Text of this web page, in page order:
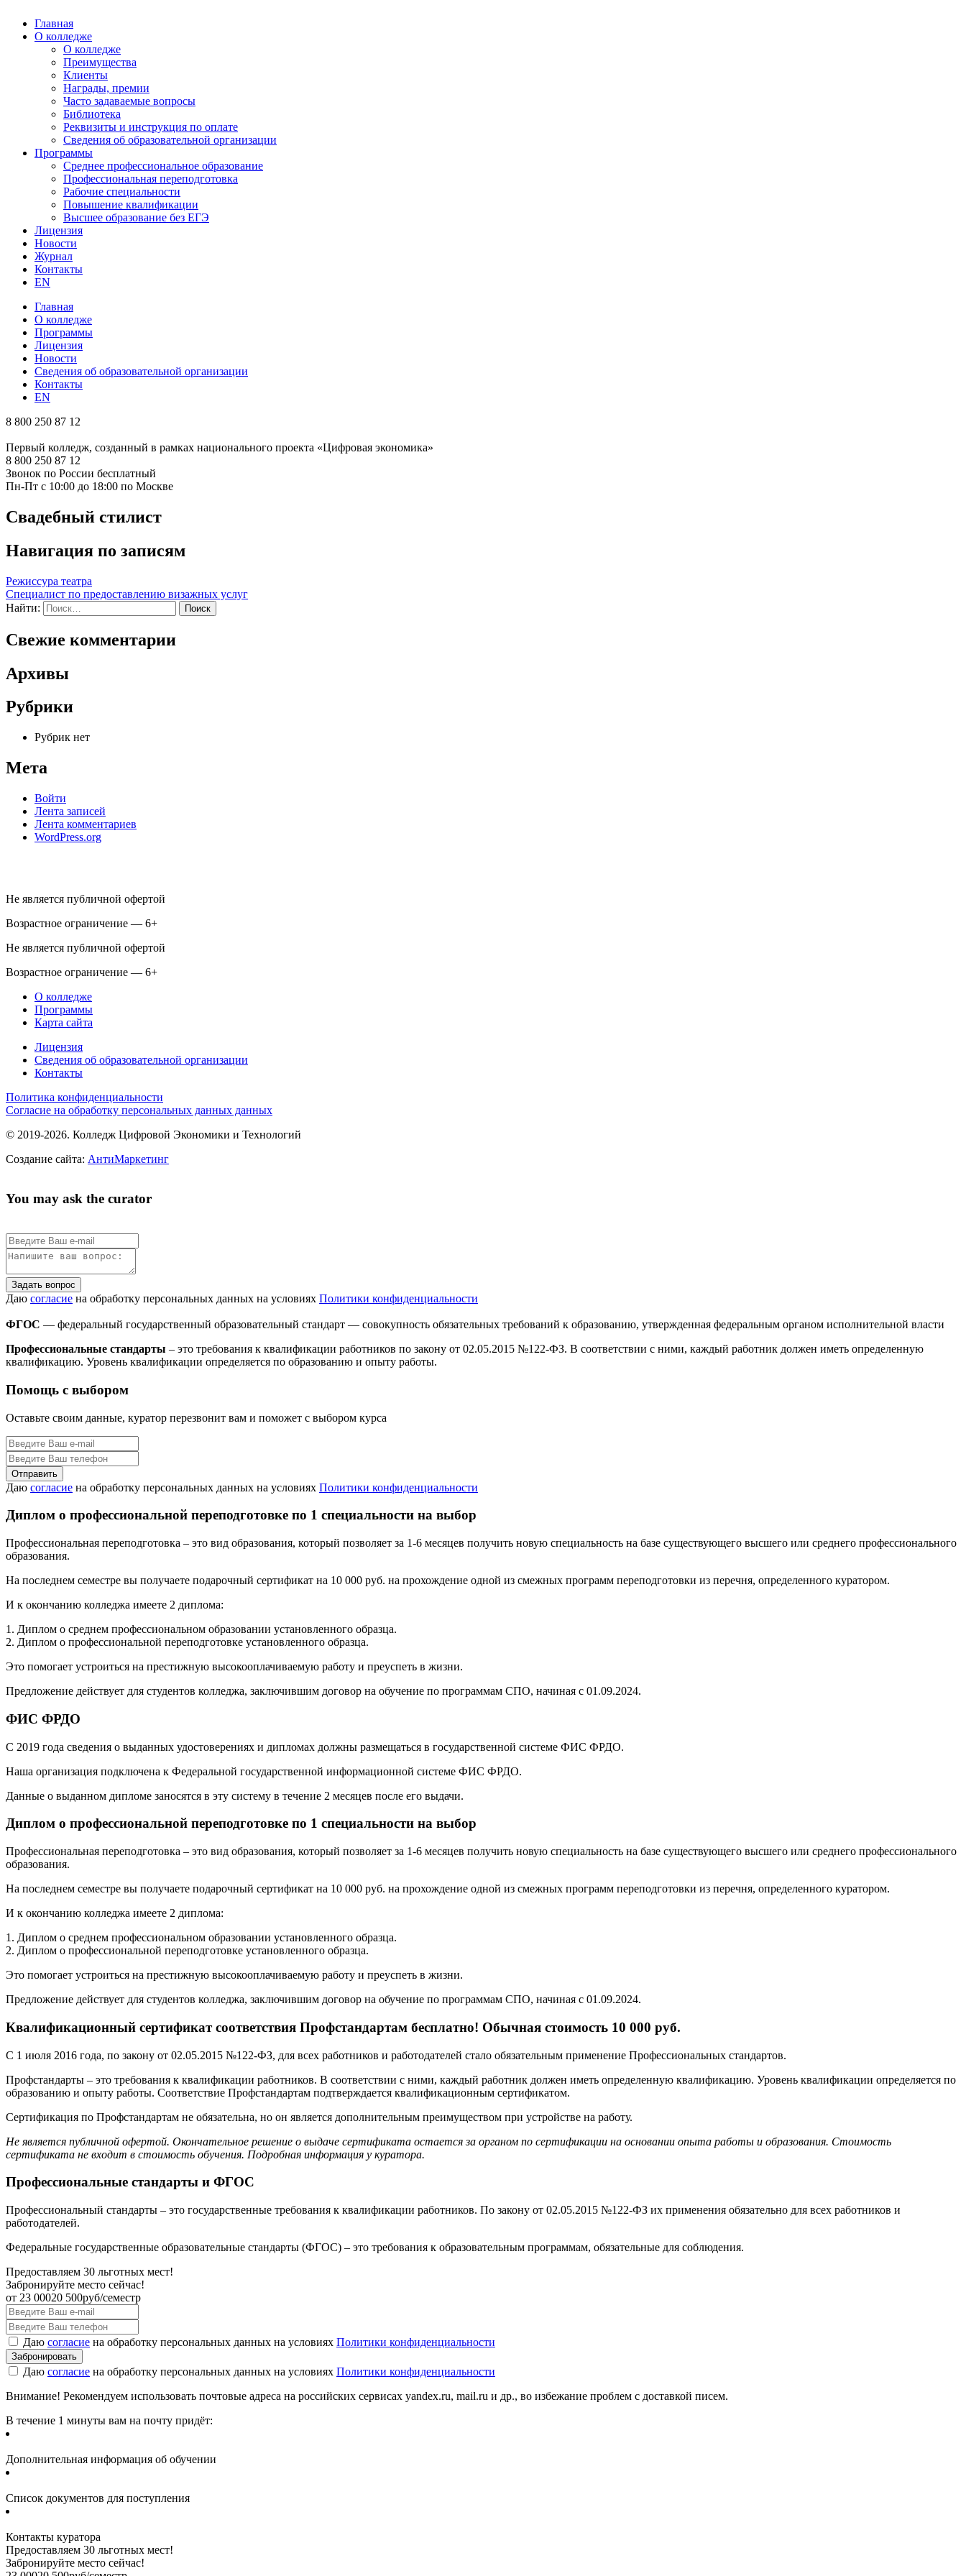
Главная
О колледже
О колледже
Преимущества
Клиенты
Награды, премии
Часто задаваемые вопросы
Библиотека
Реквизиты и инструкция по оплате
Сведения об образовательной организации
Программы
Среднее профессиональное образование
Профессиональная переподготовка
Рабочие специальности
Повышение квалификации
Высшее образование без ЕГЭ
Лицензия
Новости
Журнал
Контакты
EN
Главная
О колледже
Программы
Лицензия
Новости
Сведения об образовательной организации
Контакты
EN
8 800 250 87 12
Первый колледж, созданный в рамках национального проекта «Цифровая экономика»
8 800 250 87 12
Звонок по России бесплатный
Пн-Пт с 10:00 до 18:00 по Москве
Свадебный стилист
Навигация по записям
Режиссура театра
Специалист по предоставлению визажных услуг
Найти:
Свежие комментарии
Архивы
Рубрики
Рубрик нет
Мета
Войти
Лента записей
Лента комментариев
WordPress.org
Не является публичной офертой
Возрастное ограничение — 6+
Не является публичной офертой
Возрастное ограничение — 6+
О колледже
Программы
Карта сайта
Лицензия
Сведения об образовательной организации
Контакты
Политика конфиденциальности
Согласие на обработку персональных данных данных
© 2019-2026. Колледж Цифровой Экономики и Технологий
Создание сайта: АнтиМаркетинг
You may ask the curator
Задать вопрос
Даю согласие на обработку персональных данных на условиях Политики конфиденциальности
ФГОС — федеральный государственный образовательный стандарт — совокупность обязательных требований к образованию, утвержденная федеральным органом исполнительной власти
Профессиональные стандарты – это требования к квалификации работников по закону от 02.05.2015 №122-ФЗ. В соответствии с ними, каждый работник должен иметь определенную
квалификацию. Уровень квалификации определяется по образованию и опыту работы.
Помощь с выбором
Оставьте своим данные, куратор перезвонит вам и поможет с выбором курса
Даю согласие на обработку персональных данных на условиях Политики конфиденциальности
Диплом о профессиональной переподготовке по 1 специальности на выбор
Профессиональная переподготовка – это вид образования, который позволяет за 1-6 месяцев получить новую специальность на базе существующего высшего или среднего профессионального
образования.
На последнем семестре вы получаете подарочный сертификат на 10 000 руб. на прохождение одной из смежных программ переподготовки из перечня, определенного куратором.
И к окончанию колледжа имеете 2 диплома:
1. Диплом о среднем профессиональном образовании установленного образца.
2. Диплом о профессиональной переподготовке установленного образца.
Это помогает устроиться на престижную высокооплачиваемую работу и преуспеть в жизни.
Предложение действует для студентов колледжа, заключившим договор на обучение по программам СПО, начиная с 01.09.2024.
ФИС ФРДО
С 2019 года сведения о выданных удостоверениях и дипломах должны размещаться в государственной системе ФИС ФРДО.
Наша организация подключена к Федеральной государственной информационной системе ФИС ФРДО.
Данные о выданном дипломе заносятся в эту систему в течение 2 месяцев после его выдачи.
Диплом о профессиональной переподготовке по 1 специальности на выбор
Профессиональная переподготовка – это вид образования, который позволяет за 1-6 месяцев получить новую специальность на базе существующего высшего или среднего профессионального
образования.
На последнем семестре вы получаете подарочный сертификат на 10 000 руб. на прохождение одной из смежных программ переподготовки из перечня, определенного куратором.
И к окончанию колледжа имеете 2 диплома:
1. Диплом о среднем профессиональном образовании установленного образца.
2. Диплом о профессиональной переподготовке установленного образца.
Это помогает устроиться на престижную высокооплачиваемую работу и преуспеть в жизни.
Предложение действует для студентов колледжа, заключившим договор на обучение по программам СПО, начиная с 01.09.2024.
Квалификационный сертификат соответствия Профстандартам бесплатно! Обычная стоимость 10 000 руб.
С 1 июля 2016 года, по закону от 02.05.2015 №122-ФЗ, для всех работников и работодателей стало обязательным применение Профессиональных стандартов.
Профстандарты – это требования к квалификации работников. В соответствии с ними, каждый работник должен иметь определенную квалификацию. Уровень квалификации определяется по
образованию и опыту работы. Соответствие Профстандартам подтверждается квалификационным сертификатом.
Сертификация по Профстандартам не обязательна, но он является дополнительным преимуществом при устройстве на работу.
Не является публичной офертой. Окончательное решение о выдаче сертификата остается за органом по сертификации на основании опыта работы и образования. Стоимость
сертификата не входит в стоимость обучения. Подробная информация у куратора.
Профессиональные стандарты и ФГОС
Профессиональный стандарты – это государственные требования к квалификации работников. По закону от 02.05.2015 №122-ФЗ их применения обязательно для всех работников и
работодателей.
Федеральные государственные образовательные стандарты (ФГОС) – это требования к образовательным программам, обязательные для соблюдения.
Предоставляем 30 льготных мест!
Забронируйте место сейчас!
от 23 00020 500руб/семестр
Даю согласие на обработку персональных данных на условиях Политики конфиденциальности
Даю согласие на обработку персональных данных на условиях Политики конфиденциальности
Внимание! Рекомендуем использовать почтовые адреса на российских сервисах yandex.ru, mail.ru и др., во избежание проблем с доставкой писем.
В течение 1 минуты вам на почту придёт:
Дополнительная информация об обучении
Список документов для поступления
Контакты куратора
Предоставляем 30 льготных мест!
Забронируйте место сейчас!